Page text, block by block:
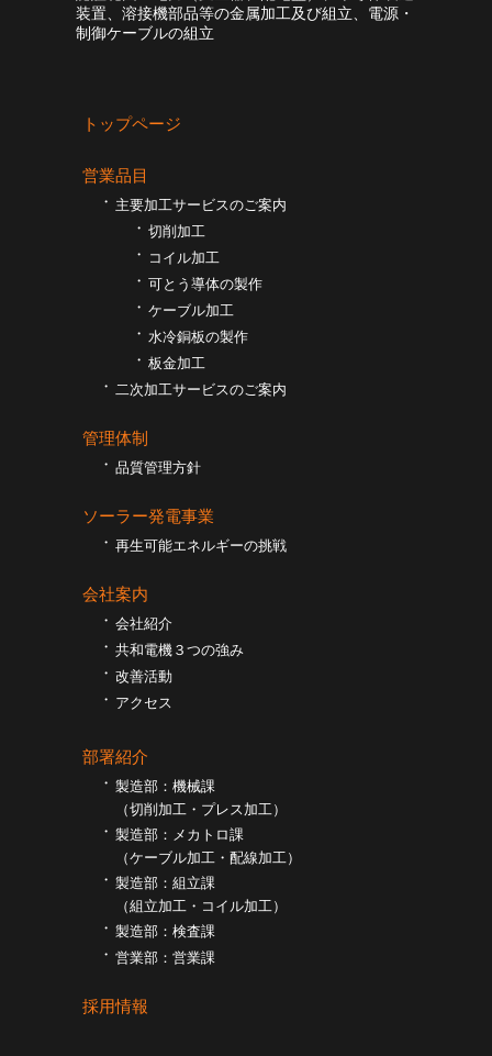
装置、溶接機部品等の金属加工及び組立、電源・
制御ケーブルの組立
トップページ
営業品目
主要加工サービスのご案内
切削加工
コイル加工
可とう導体の製作
ケーブル加工
⽔冷銅板の製作
板⾦加工
二次加工サービスのご案内
管理体制
品質管理方針
ソーラー発電事業
再生可能エネルギーの挑戦
会社案内
会社紹介
共和電機３つの強み
改善活動
アクセス
部署紹介
製造部：機械課
（切削加工・プレス加工）
製造部：メカトロ課
（ケーブル加工・配線加工）
製造部：組立課
（組⽴加工・コイル加工）
製造部：検査課
営業部：営業課
採用情報